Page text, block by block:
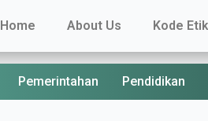
Home About Us Kode Etik
Pemerintahan Pendidikan